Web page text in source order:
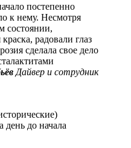
постепенно
к нему. Несмотря
состоянии,
радовали глаз
сделала свое дело
Дайвер и сотрудник
день до начала